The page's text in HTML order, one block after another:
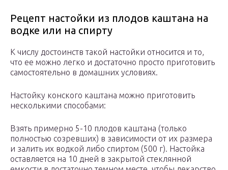
Рецепт настойки из плодов каштана на
водке или на спирту
К числу достоинств такой настойки относится и то,
что ее можно легко и достаточно просто приготовить
самостоятельно в домашних условиях.
Настойку конского каштана можно приготовить
несколькими способами:
Взять примерно 5-10 плодов каштана (только
полностью созревших) в зависимости от их размера
и залить их водкой либо спиртом (500 г). Настойка
оставляется на 10 дней в закрытой стеклянной